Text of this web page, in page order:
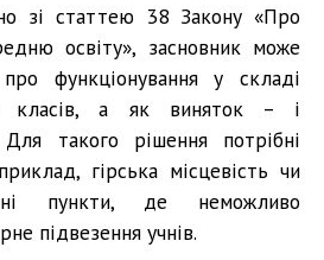
зі статтею 38 Закону «Про
освіту», засновник може
функціонування у складі
класів, а як виняток – і
такого рішення потрібні
гірська місцевість чи
пункти, де неможливо
підвезення учнів.